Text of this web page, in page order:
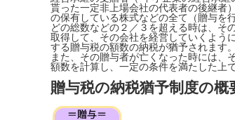
貰った一定非上場会社の代表者の後継者
の保有している株式などの全て（贈与を
どの総数などの２／３を超える時は、そ
取得して、その会社を経営していくよう
する贈与税の額数の納税が猶予されます。
また、その贈与者が亡くなった時には、
額数を計算し、一定の条件を満たした上
贈与税の納税猶予制度の概